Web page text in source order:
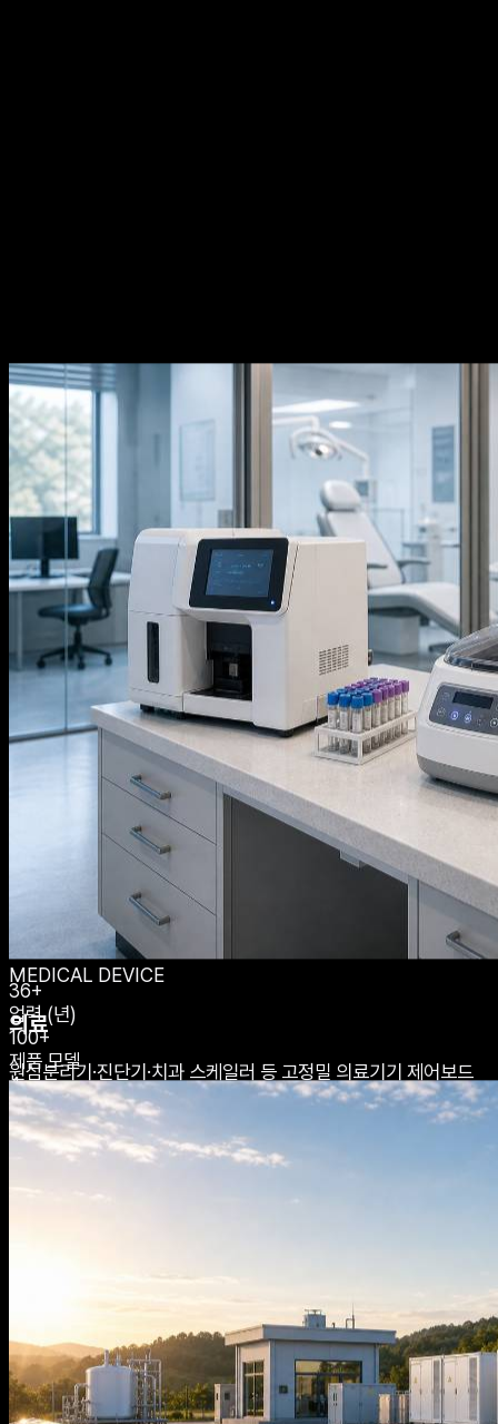
MEDICAL DEVICE
의료
원심분리기·진단기·치과 스케일러 등 고정밀 의료기기 제어보드
를 설계·공급합니다.
기술로 신뢰를 쌓아온
36년의 역사.
태승전자(주)는 1989년 설립 이래, 마이크로컨트롤러 기반 제어
기판 설계 및 제조 분야에서 일관된 품질과 기술력으로 고객의 신
뢰를 쌓아왔습니다. 인천광역시 서해구 로봇랜드에 위치한 생산
시설에서 국내외 다양한 산업에 핵심 전자부품을 공급하고 있습
36+
업력 (년)
100+
제품 모델
4
주요 사업영역
ISO
품질 인증